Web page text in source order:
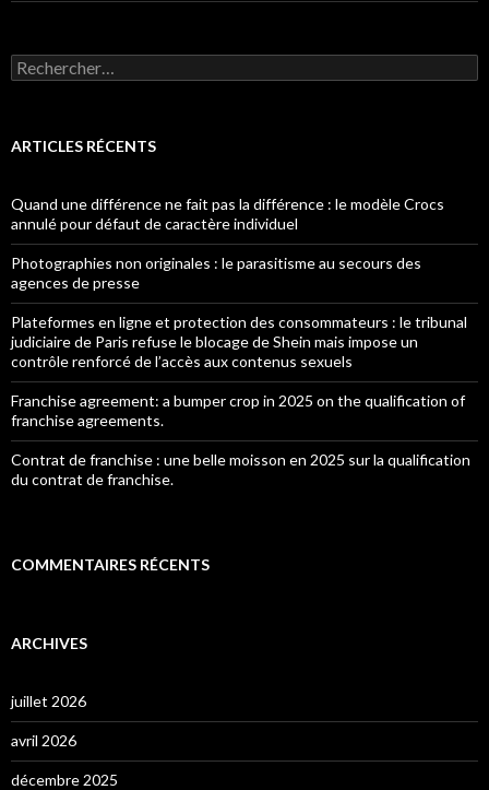
Rechercher :
ARTICLES RÉCENTS
Quand une différence ne fait pas la différence : le modèle Crocs
annulé pour défaut de caractère individuel
Photographies non originales : le parasitisme au secours des
agences de presse
Plateformes en ligne et protection des consommateurs : le tribunal
judiciaire de Paris refuse le blocage de Shein mais impose un
contrôle renforcé de l’accès aux contenus sexuels
Franchise agreement: a bumper crop in 2025 on the qualification of
franchise agreements.
Contrat de franchise : une belle moisson en 2025 sur la qualification
du contrat de franchise.
COMMENTAIRES RÉCENTS
ARCHIVES
juillet 2026
avril 2026
décembre 2025